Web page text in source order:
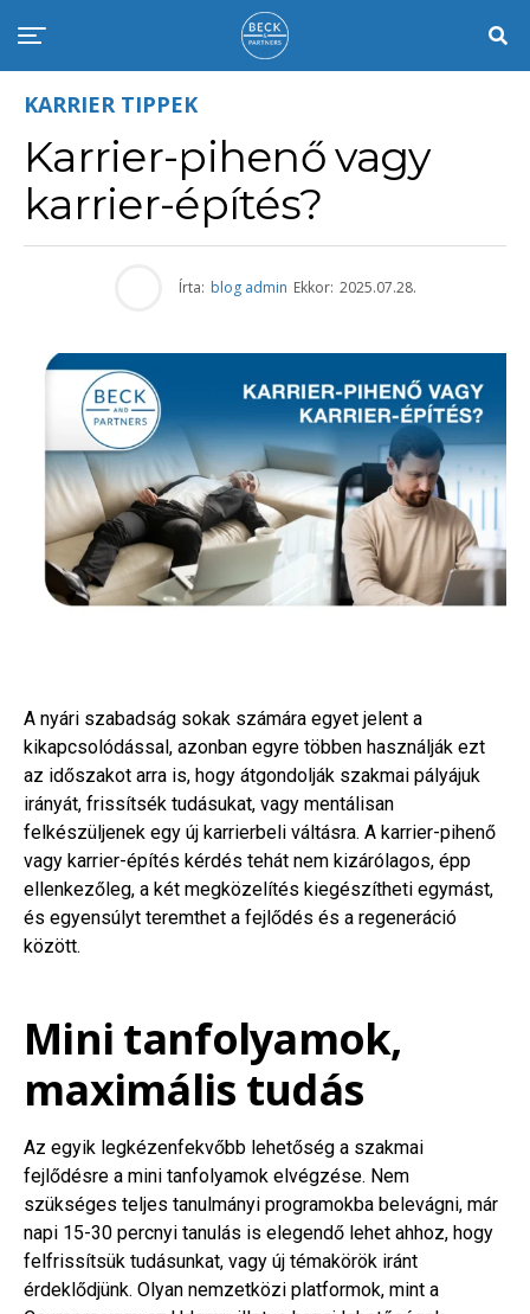
KARRIER TIPPEK
Karrier-pihenő vagy
karrier-építés?
Írta: blog admin Ekkor: 2025.07.28.
A nyári szabadság sokak számára egyet jelent a
kikapcsolódással, azonban egyre többen használják ezt
az időszakot arra is, hogy átgondolják szakmai pályájuk
irányát, frissítsék tudásukat, vagy mentálisan
felkészüljenek egy új karrierbeli váltásra. A karrier-pihenő
vagy karrier-építés kérdés tehát nem kizárólagos, épp
ellenkezőleg, a két megközelítés kiegészítheti egymást,
és egyensúlyt teremthet a fejlődés és a regeneráció
között.
Mini tanfolyamok,
maximális tudás
Az egyik legkézenfekvőbb lehetőség a szakmai
fejlődésre a mini tanfolyamok elvégzése. Nem
szükséges teljes tanulmányi programokba belevágni, már
napi 15-30 percnyi tanulás is elegendő lehet ahhoz, hogy
felfrissítsük tudásunkat, vagy új témakörök iránt
érdeklődjünk. Olyan nemzetközi platformok, mint a